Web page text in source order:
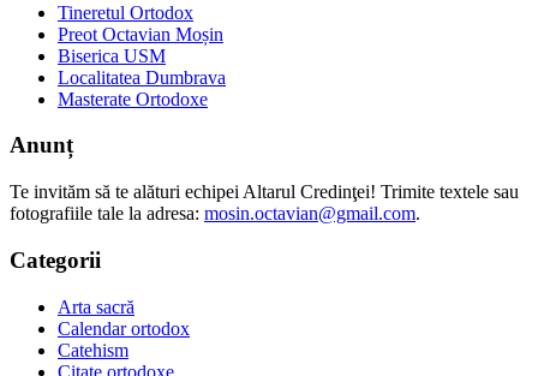
Tineretul Ortodox
Preot Octavian Moșin
Biserica USM
Localitatea Dumbrava
Masterate Ortodoxe
Anunț
Te invităm să te alături echipei Altarul Credinţei! Trimite textele sau
fotografiile tale la adresa: mosin.octavian@gmail.com.
Categorii
Arta sacră
Calendar ortodox
Catehism
Citate ortodoxe